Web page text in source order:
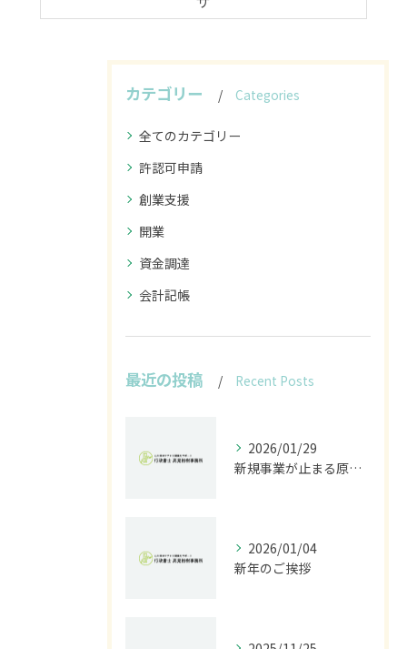
カテゴリー Categories
全てのカテゴリー
許認可申請
創業支援
開業
資金調達
会計記帳
最近の投稿 Recent Posts
2026/01/29
新規事業が止まる原因は法規制｜開発前に行うべきリスク診断とは
2026/01/04
新年のご挨拶